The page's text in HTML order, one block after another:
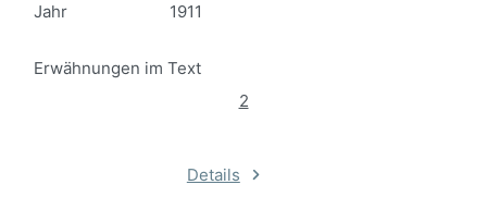
Jahr 1911
Erwähnungen im Text
2
Details